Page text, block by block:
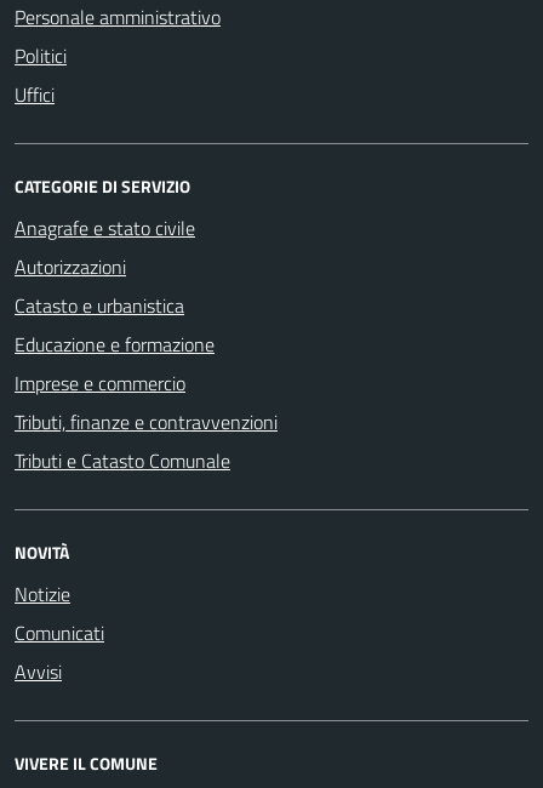
Personale amministrativo
Politici
Uffici
CATEGORIE DI SERVIZIO
Anagrafe e stato civile
Autorizzazioni
Catasto e urbanistica
Educazione e formazione
Imprese e commercio
Tributi, finanze e contravvenzioni
Tributi e Catasto Comunale
NOVITÀ
Notizie
Comunicati
Avvisi
VIVERE IL COMUNE